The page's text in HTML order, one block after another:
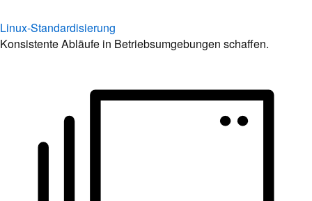
Linux-Standardisierung
Konsistente Abläufe in Betriebsumgebungen schaffen.